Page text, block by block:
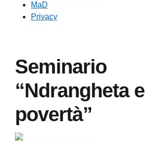
MaD
Privacy
Seminario
“Ndrangheta e
povertà”